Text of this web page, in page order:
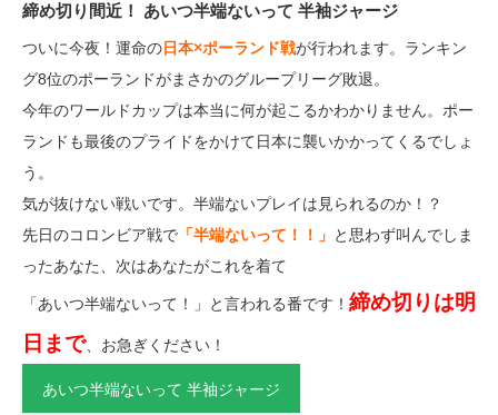
締め切り間近！ あいつ半端ないって 半袖ジャージ
ついに今夜！運命の日本×ポーランド戦が行われます。ランキン
グ8位のポーランドがまさかのグループリーグ敗退。
今年のワールドカップは本当に何が起こるかわかりません。ポー
ランドも最後のプライドをかけて日本に襲いかかってくるでしょ
う。
気が抜けない戦いです。半端ないプレイは見られるのか！？
先日のコロンビア戦で 「半端ないって！！」 と思わず叫んでしま
ったあなた、次はあなたがこれを着て
「あいつ半端ないって！」と言われる番です！ 締め切りは明
日まで、お急ぎください！
あいつ半端ないって 半袖ジャージ